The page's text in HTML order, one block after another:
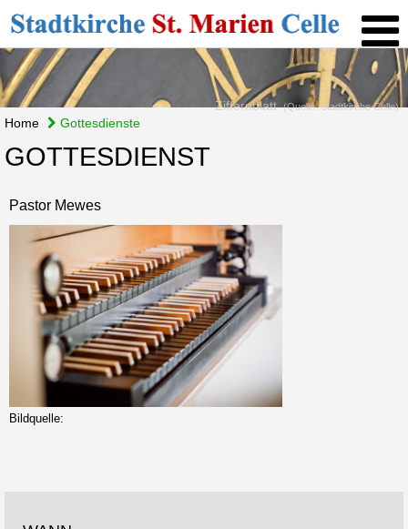
Ziffernblatt (Quelle: Stadtkirche Celle)
Home Gottesdienste
GOTTESDIENST
Pastor Mewes
Bildquelle: